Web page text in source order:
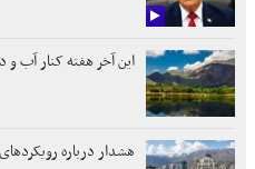
این آخر هفته کنار آب و
هشدار درباره